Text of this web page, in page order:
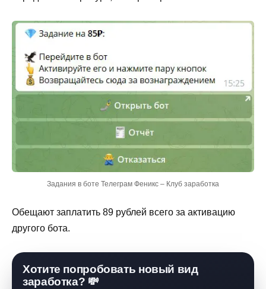
Задания в боте Телеграм Феникс – Клуб заработка
Обещают заплатить 89 рублей всего за активацию
другого бота.
Хотите попробовать новый вид
заработка? 💸